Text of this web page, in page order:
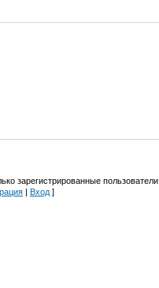
зарегистрированные пользователи.
| Вход ]